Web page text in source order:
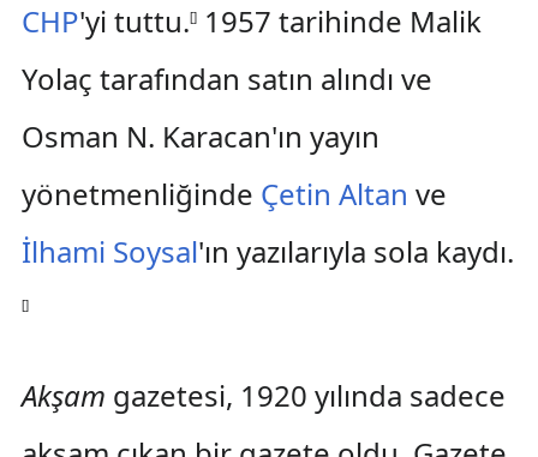
CHP'yi tuttu.[]1957 tarihinde Malik
Yolaç tarafından satın alındı ve
Osman N. Karacan'ın yayın
yönetmenliğinde Çetin Altan ve
İlhami Soysal'ın yazılarıyla sola kaydı.
[]
Akşam gazetesi, 1920 yılında sadece